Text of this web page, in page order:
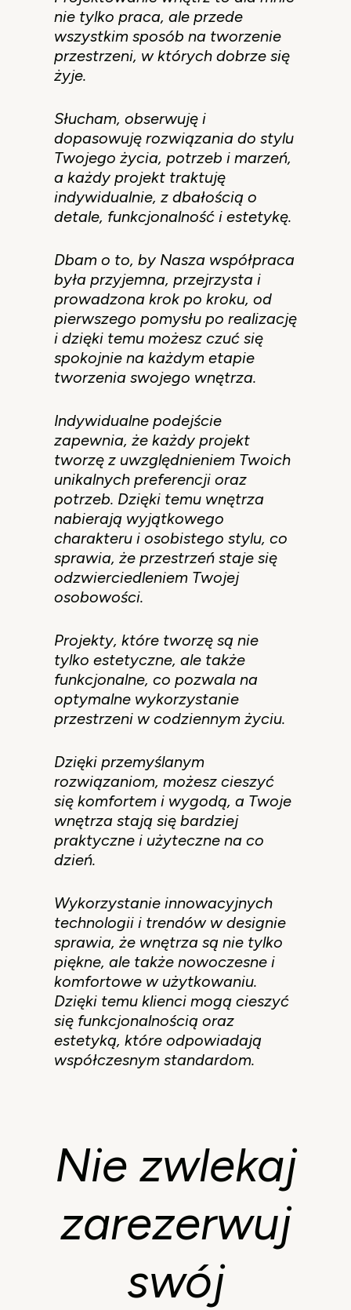
nie tylko praca, ale przede
wszystkim sposób na tworzenie
przestrzeni, w których dobrze się
żyje.
Słucham, obserwuję i
dopasowuję rozwiązania do stylu
Twojego życia, potrzeb i marzeń,
a każdy projekt traktuję
indywidualnie, z dbałością o
detale, funkcjonalność i estetykę.
Dbam o to, by Nasza współpraca
była przyjemna, przejrzysta i
prowadzona krok po kroku, od
pierwszego pomysłu po realizację
i dzięki temu możesz czuć się
spokojnie na każdym etapie
tworzenia swojego wnętrza.
Indywidualne podejście
zapewnia, że każdy projekt
tworzę z uwzględnieniem Twoich
unikalnych preferencji oraz
potrzeb. Dzięki temu wnętrza
nabierają wyjątkowego
charakteru i osobistego stylu, co
sprawia, że przestrzeń staje się
odzwierciedleniem Twojej
osobowości.
Projekty, które tworzę są nie
tylko estetyczne, ale także
funkcjonalne, co pozwala na
optymalne wykorzystanie
przestrzeni w codziennym życiu.
Dzięki przemyślanym
rozwiązaniom, możesz cieszyć
się komfortem i wygodą, a Twoje
wnętrza stają się bardziej
praktyczne i użyteczne na co
dzień.
Wykorzystanie innowacyjnych
technologii i trendów w designie
sprawia, że wnętrza są nie tylko
piękne, ale także nowoczesne i
komfortowe w użytkowaniu.
Dzięki temu klienci mogą cieszyć
się funkcjonalnością oraz
estetyką, które odpowiadają
współczesnym standardom.
Nie zwlekaj
zarezerwuj
swój